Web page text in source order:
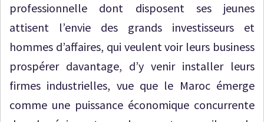
professionnelle dont disposent ses jeunes
attisent l’envie des grands investisseurs et
hommes d’affaires, qui veulent voir leurs business
prospérer davantage, d’y venir installer leurs
firmes industrielles, vue que le Maroc émerge
comme une puissance économique concurrente